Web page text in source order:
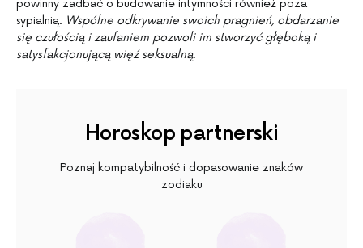
powinny zadbać o budowanie intymności również poza
sypialnią. Wspólne odkrywanie swoich pragnień, obdarzanie
się czułością i zaufaniem pozwoli im stworzyć głęboką i
satysfakcjonującą więź seksualną.
Horoskop partnerski
Poznaj kompatybilność i dopasowanie znaków
zodiaku